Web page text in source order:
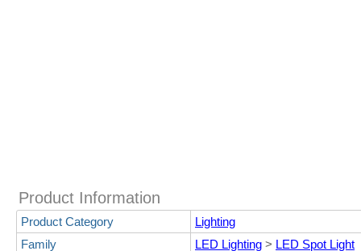
Product Information
Product Category
Lighting
Family
LED Lighting > LED Spot Light